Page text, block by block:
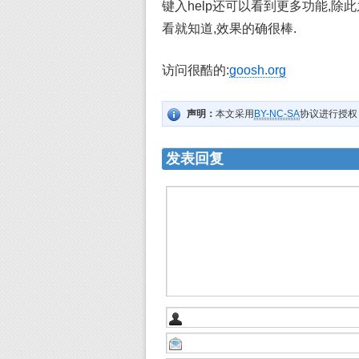
键入help还可以看到更多功能,除
看就知道,效果的确很棒.
访问很酷的:goosh.org
声明： 本文采用 BY-NC-SA协议进行授
发表回复